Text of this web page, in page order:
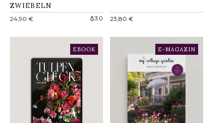
ZWIEBELN
Normaler
24,90 € 30
Normaler
23,80 €
EBOOK E-MAGAZIN